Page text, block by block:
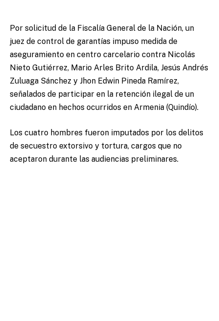
Por solicitud de la Fiscalía General de la Nación, un
juez de control de garantías impuso medida de
aseguramiento en centro carcelario contra Nicolás
Nieto Gutiérrez, Mario Arles Brito Ardila, Jesús Andrés
Zuluaga Sánchez y Jhon Edwin Pineda Ramírez,
señalados de participar en la retención ilegal de un
ciudadano en hechos ocurridos en Armenia (Quindío).
Los cuatro hombres fueron imputados por los delitos
de secuestro extorsivo y tortura, cargos que no
aceptaron durante las audiencias preliminares.